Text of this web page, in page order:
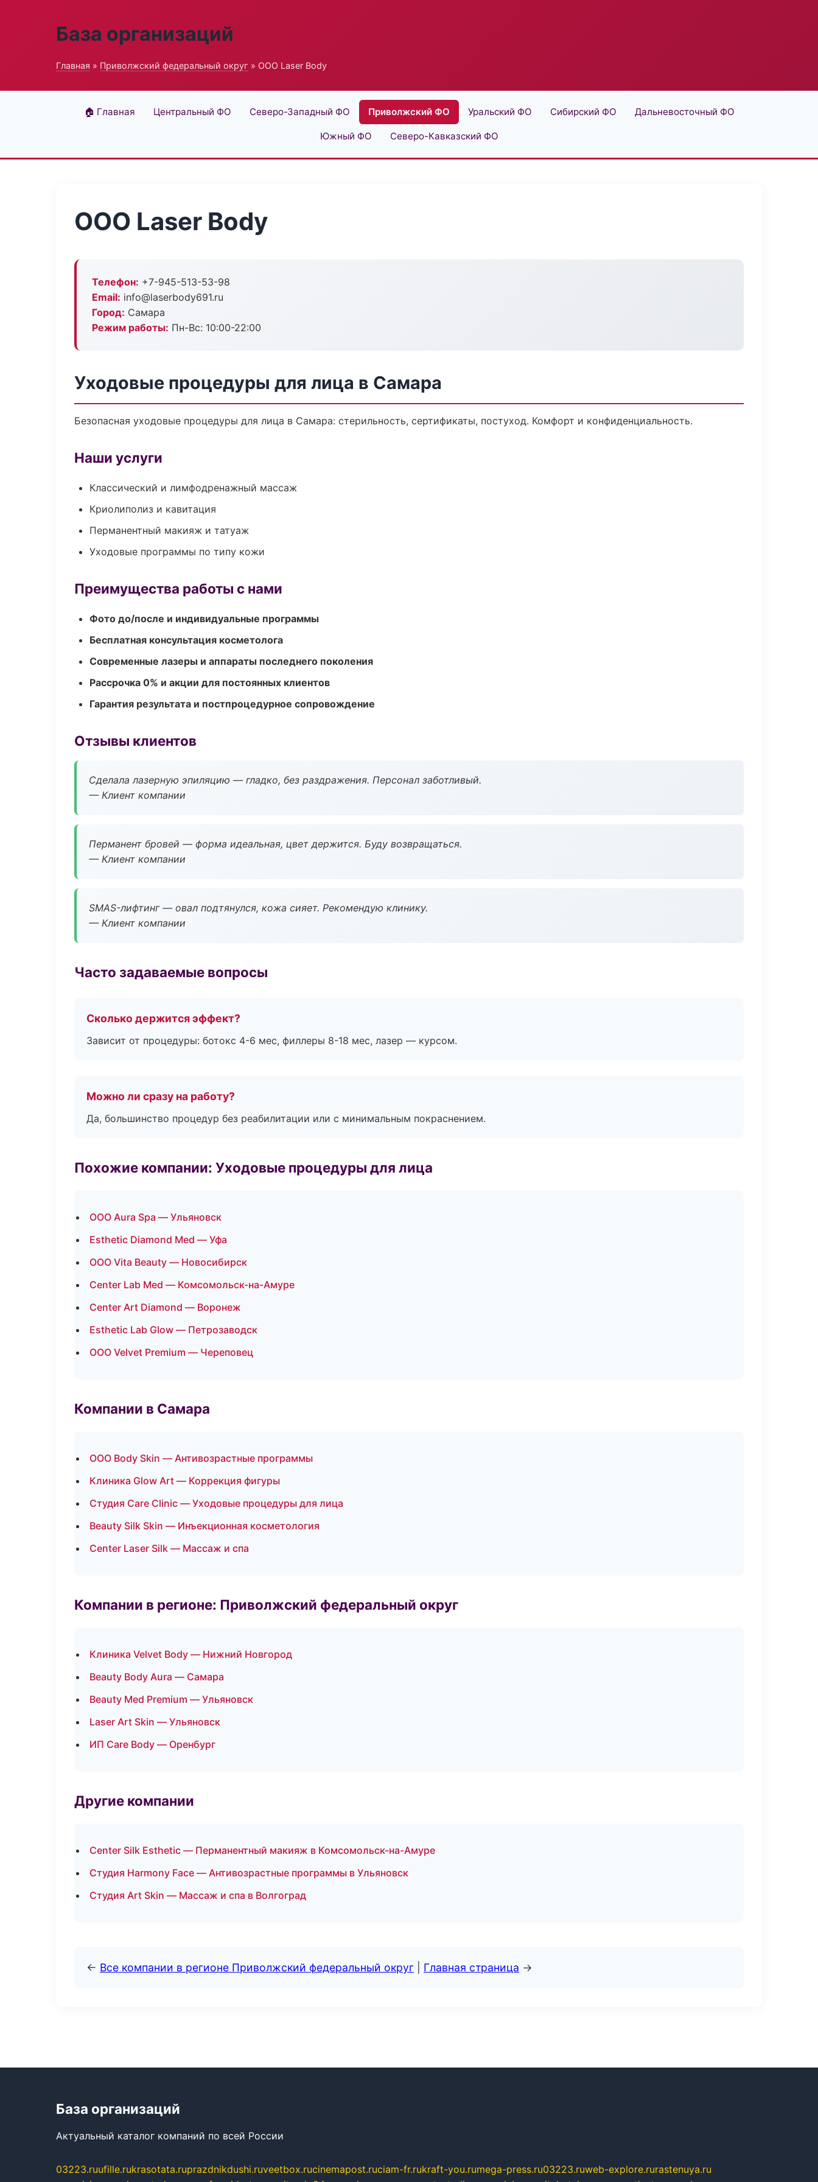
База организаций
Главная » Приволжский федеральный округ » ООО Laser Body
🏠 Главная Центральный ФО Северо-Западный ФО Приволжский ФО Уральский ФО Сибирский ФО Дальневосточный ФО
Южный ФО Северо-Кавказский ФО
ООО Laser Body
Телефон: +7-945-513-53-98
Email: info@laserbody691.ru
Город: Самара
Режим работы: Пн-Вс: 10:00-22:00
Уходовые процедуры для лица в Самара
Безопасная уходовые процедуры для лица в Самара: стерильность, сертификаты, постуход. Комфорт и конфиденциальность.
Наши услуги
Классический и лимфодренажный массаж
Криолиполиз и кавитация
Перманентный макияж и татуаж
Уходовые программы по типу кожи
Преимущества работы с нами
Фото до/после и индивидуальные программы
Бесплатная консультация косметолога
Современные лазеры и аппараты последнего поколения
Рассрочка 0% и акции для постоянных клиентов
Гарантия результата и постпроцедурное сопровождение
Отзывы клиентов
Сделала лазерную эпиляцию — гладко, без раздражения. Персонал заботливый.
— Клиент компании
Перманент бровей — форма идеальная, цвет держится. Буду возвращаться.
— Клиент компании
SMAS-лифтинг — овал подтянулся, кожа сияет. Рекомендую клинику.
— Клиент компании
Часто задаваемые вопросы
Сколько держится эффект?
Зависит от процедуры: ботокс 4-6 мес, филлеры 8-18 мес, лазер — курсом.
Можно ли сразу на работу?
Да, большинство процедур без реабилитации или с минимальным покраснением.
Похожие компании: Уходовые процедуры для лица
ООО Aura Spa — Ульяновск
Esthetic Diamond Med — Уфа
ООО Vita Beauty — Новосибирск
Center Lab Med — Комсомольск-на-Амуре
Center Art Diamond — Воронеж
Esthetic Lab Glow — Петрозаводск
ООО Velvet Premium — Череповец
Компании в Самара
ООО Body Skin — Антивозрастные программы
Клиника Glow Art — Коррекция фигуры
Студия Care Clinic — Уходовые процедуры для лица
Beauty Silk Skin — Инъекционная косметология
Center Laser Silk — Массаж и спа
Компании в регионе: Приволжский федеральный округ
Клиника Velvet Body — Нижний Новгород
Beauty Body Aura — Самара
Beauty Med Premium — Ульяновск
Laser Art Skin — Ульяновск
ИП Care Body — Оренбург
Другие компании
Center Silk Esthetic — Перманентный макияж в Комсомольск-на-Амуре
Студия Harmony Face — Антивозрастные программы в Ульяновск
Студия Art Skin — Массаж и спа в Волгоград
← Все компании в регионе Приволжский федеральный округ Главная страница →
База организаций
Актуальный каталог компаний по всей России
03223.ruufille.rukrasotata.ruprazdnikdushi.ruveetbox.rucinemapost.ruciam-fr.rukraft-you.rumega-press.ru03223.ruweb-explore.rurastenuya.ru